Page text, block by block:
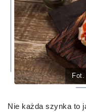
Nie każda szynka to